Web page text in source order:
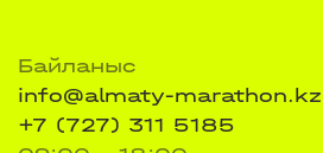
Байланыс
info@almaty-marathon.kz
+7 (727) 311 5185